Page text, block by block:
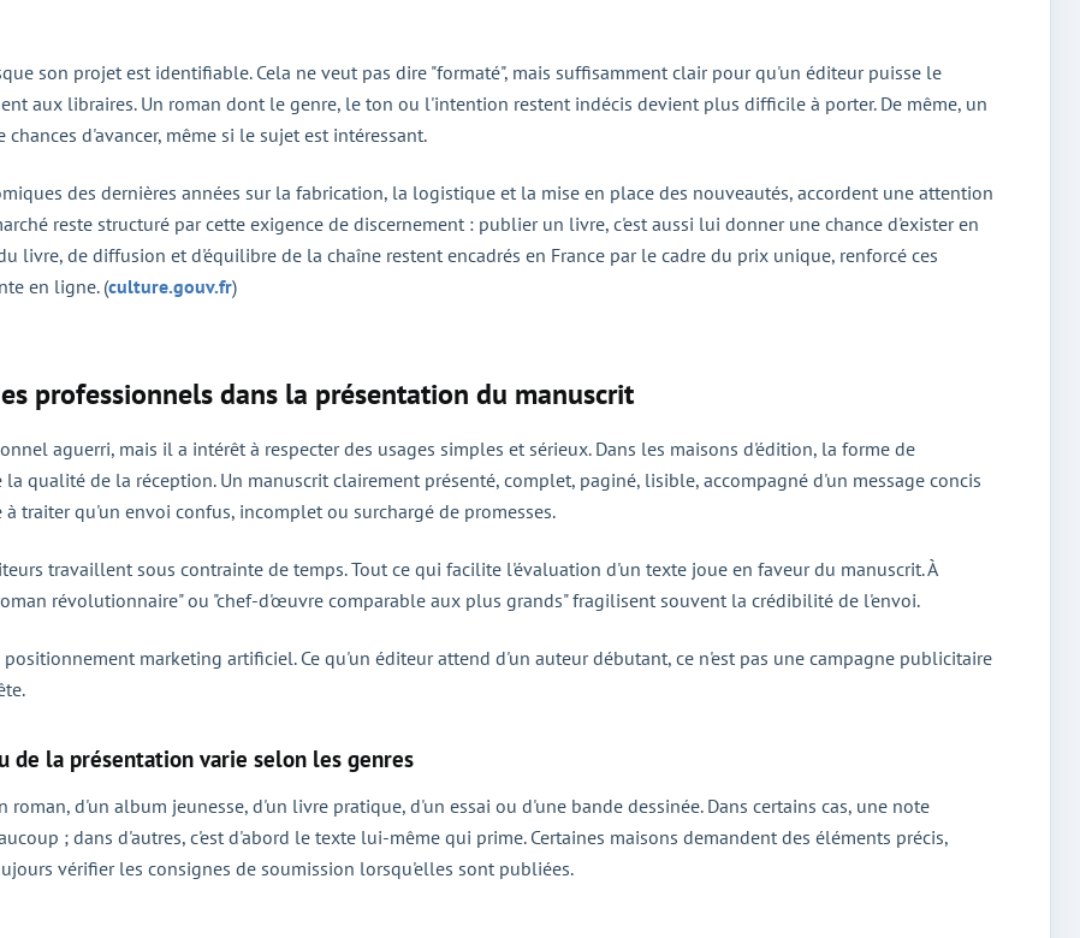
son projet est identifiable. Cela ne veut pas dire "formaté", mais suffisamment clair pour qu'un éditeur puisse le
aux libraires. Un roman dont le genre, le ton ou l'intention restent indécis devient plus difficile à porter. De même, un
d'avancer, même si le sujet est intéressant.
des dernières années sur la fabrication, la logistique et la mise en place des nouveautés, accordent une attention
reste structuré par cette exigence de discernement : publier un livre, c'est aussi lui donner une chance d'exister en
livre, de diffusion et d'équilibre de la chaîne restent encadrés en France par le cadre du prix unique, renforcé ces
en ligne. (culture.gouv.fr)
professionnels dans la présentation du manuscrit
aguerri, mais il a intérêt à respecter des usages simples et sérieux. Dans les maisons d'édition, la forme de
qualité de la réception. Un manuscrit clairement présenté, complet, paginé, lisible, accompagné d'un message concis
traiter qu'un envoi confus, incomplet ou surchargé de promesses.
travaillent sous contrainte de temps. Tout ce qui facilite l'évaluation d'un texte joue en faveur du manuscrit. À
révolutionnaire" ou "chef-d'œuvre comparable aux plus grands" fragilisent souvent la crédibilité de l'envoi.
marketing artificiel. Ce qu'un éditeur attend d'un auteur débutant, ce n'est pas une campagne publicitaire
de la présentation varie selon les genres
d'un album jeunesse, d'un livre pratique, d'un essai ou d'une bande dessinée. Dans certains cas, une note
; dans d'autres, c'est d'abord le texte lui-même qui prime. Certaines maisons demandent des éléments précis,
vérifier les consignes de soumission lorsqu'elles sont publiées.